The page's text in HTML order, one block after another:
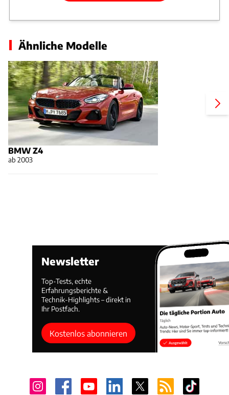
Ähnliche Modelle
BMW Z4
ab 2003
Newsletter
Top-Tests, echte
Erfahrungsberichte &
Technik-Highlights – direkt in
Ihr Postfach.
Kostenlos abonnieren